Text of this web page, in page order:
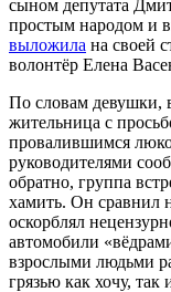
сыном депутата
простым народом и
выложила на своей
волонтёр Елена
По словам девушки,
жительница с
провалившимся
руководителями
обратно, группа
хамить. Он сравнил
оскорблял
автомобили
взрослыми людьми
грязью как хочу,